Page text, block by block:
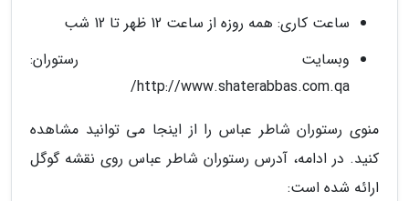
ساعت کاری: همه روزه از ساعت 12 ظهر تا 12 شب
وبسایت رستوران:
http://www.shaterabbas.com.qa/
منوی رستوران شاطر عباس را از اینجا می توانید مشاهده
کنید. در ادامه، آدرس رستوران شاطر عباس روی نقشه گوگل
ارائه شده است: